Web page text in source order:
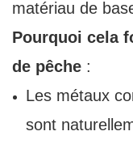
matériau de
Pourquoi cela
de pêche :
Les métaux
sont